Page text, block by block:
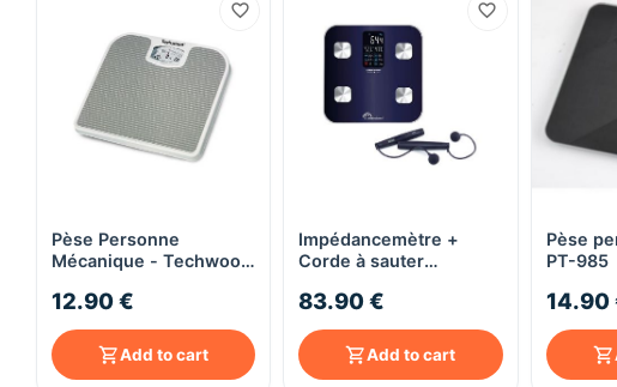
Quick View
Pèse Personne
Mécanique - Techwood
12.90 €
Add to cart
Quick View
Impédancemètre +
Corde à sauter
Easy Jump USB, Sans
pile - Little Balance
83.90 €
Add to cart
Pèse
PT-985
14.90